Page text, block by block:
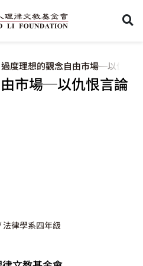
過度理想的觀念自由市場─以仇恨
市場─以仇恨言論
法律學系四年級